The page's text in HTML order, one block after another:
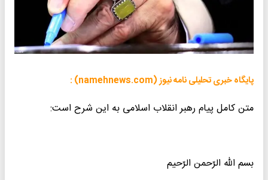
پایگاه خبری تحلیلی نامه نیوز (namehnews.com) :
متن کامل پیام رهبر انقلاب اسلامی به این شرح است:
بسم الله الرّحمن الرّحیم